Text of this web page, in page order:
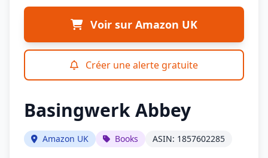
Voir sur Amazon UK
Créer une alerte gratuite
Basingwerk Abbey
Amazon UK Books ASIN: 1857602285